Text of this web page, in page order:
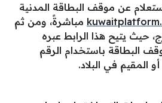
عن موقف البطاقة المدنية
مباشرةً، ومن ثم
حيث يتيح هذا الرابط عبره
البطاقة باستخدام الرقم
المقيم في البلاد.